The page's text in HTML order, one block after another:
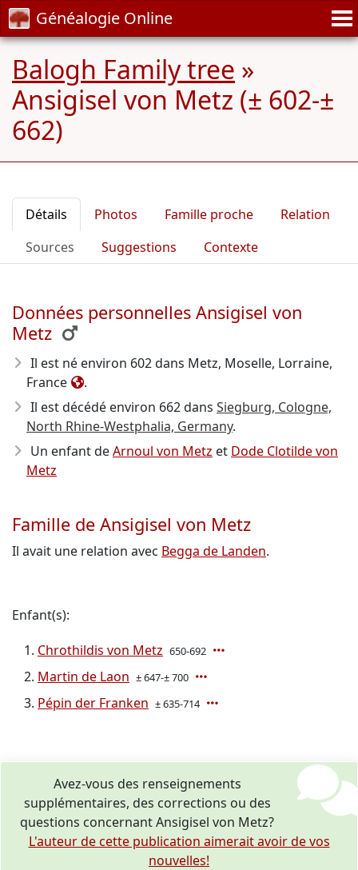
Généalogie Online
Balogh Family tree »
Ansigisel von Metz (± 602-±
662)
Détails Photos Famille proche
Relation
Sources
Suggestions Contexte
Données personnelles Ansigisel von
Metz
Il est né environ 602dans Metz, Moselle, Lorraine,
France
.
Il est décédé environ 662dans Siegburg, Cologne,
North Rhine-Westphalia, Germany.
Un enfant deArnoul von Metz et Dode Clotilde von
Metz
Famille de Ansigisel von Metz
Il avait une relation avec Begga de Landen.
Enfant(s):
Chrothildis von Metz 650-692
Martin de Laon ± 647-± 700
Pépin der Franken ± 635-714
Avez-vous des renseignements
supplémentaires, des corrections ou des
questions concernant Ansigisel von Metz?
L'auteur de cette publication aimerait avoir de vos
nouvelles!